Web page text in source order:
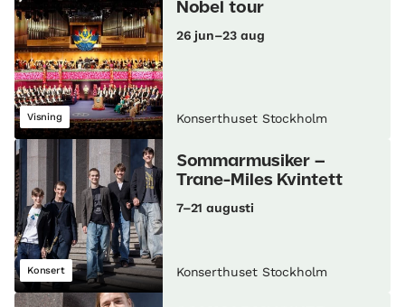
Visning
Nobel tour
26 jun–23 aug
Konserthuset Stockholm
Konsert
Sommarmusiker –
Trane-Miles Kvintett
7–21 augusti
Konserthuset Stockholm